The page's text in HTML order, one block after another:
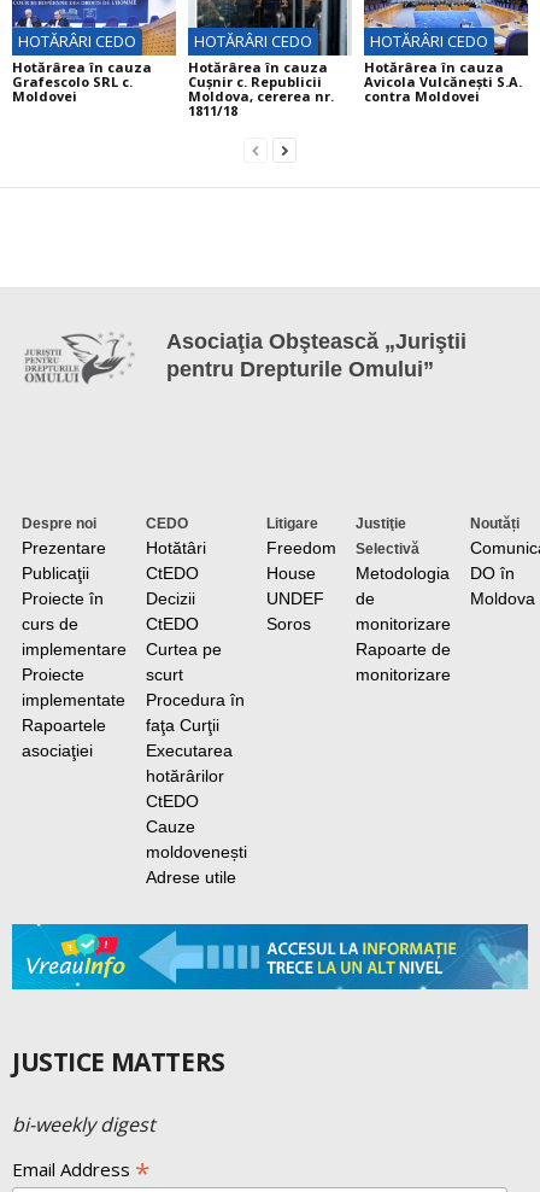
HOTĂRÂRI CEDO
Hotărârea în cauza
Grafescolo SRL c.
Moldovei
HOTĂRÂRI CEDO
Hotărârea în cauza
Cuşnir c. Republicii
Moldova, cererea nr.
1811/18
HOTĂRÂRI CEDO
Hotărârea în cauza
Avicola Vulcănești S.A.
contra Moldovei
Asociaţia Obştească „Juriştii
pentru Drepturile Omului”
Despre noi
Prezentare
Publicaţii
Proiecte în
curs de
implementare
Proiecte
implementate
Rapoartele
asociaţiei
CEDO
Hotătâri
CtEDO
Decizii
CtEDO
Curtea pe
scurt
Procedura în
faţa Curţii
Executarea
hotărârilor
CtEDO
Cauze
moldovenești
Adrese utile
Litigare
Freedom
House
UNDEF
Soros
Justiţie
Selectivă
Metodologia
de
monitorizare
Rapoarte de
monitorizare
Noutăți
DO în
Moldova
JUSTICE MATTERS
bi-weekly digest
Email Address *